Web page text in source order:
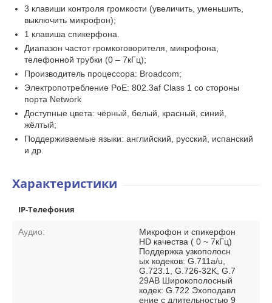
3 клавиши контроля громкости (увеличить, уменьшить,
выключить микрофон);
1 клавиша спикерфона.
Диапазон частот громкоговорителя, микрофона,
телефонной трубки (0 – 7кГц);
Производитель процессора: Broadcom;
Электропотребление PoE: 802.3af Class 1 со стороны
порта Network
Доступные цвета: чёрный, белый, красный, синий,
жёлтый;
Поддерживаемые языки: английский, русский, испанский
и др.
Характеристики
IP-Телефония
Аудио:
Микрофон и спикерфон
HD качества ( 0 ~ 7кГц)
Поддержка узкополосн
ых кодеков: G.711a/u,
G.723.1, G.726-32K, G.7
29AB Широкополосный
кодек: G.722 Эхоподавл
ение с длительностью 9